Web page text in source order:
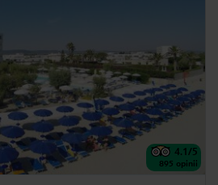
4.1/5
895 opinii